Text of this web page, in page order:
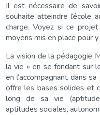
Il est nécessaire de
souhaite atteindre l’école
charge. Voyez si ce
moyens mis en place pour y
La vision de la pédagogie
la vie » en se fondant sur
en l’accompagnant dans
offre les bases solides et
long de sa vie
aptitudes sociales,